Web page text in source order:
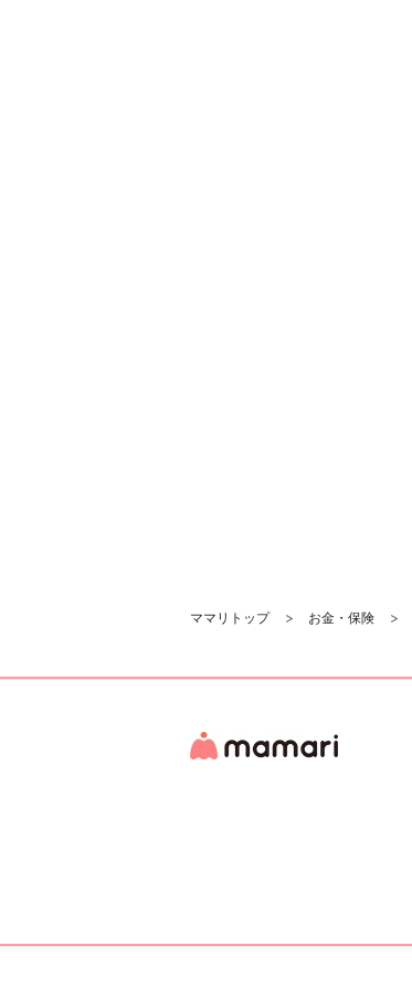
ママリトップ お金・保険